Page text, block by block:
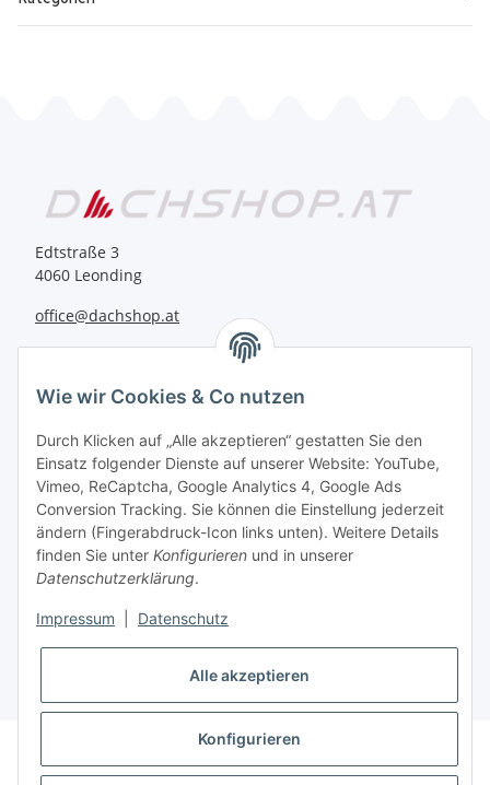
Edtstraße 3
4060 Leonding
office@dachshop.at
Informationen
Sie haben Fragen zu
+43 732 67 37 27
* Alle Preise inkl. gesetzlicher USt., zzgl. Versand
Wie wir Cookies & Co nutzen
Durch Klicken auf „Alle akzeptieren“ gestatten Sie den
Einsatz folgender Dienste auf unserer Website: YouTube,
Vimeo, ReCaptcha, Google Analytics 4, Google Ads
Conversion Tracking. Sie können die Einstellung jederzeit
ändern (Fingerabdruck-Icon links unten). Weitere Details
finden Sie unter Konfigurieren und in unserer
Datenschutzerklärung.
Impressum Datenschutz
Alle akzeptieren
Konfigurieren